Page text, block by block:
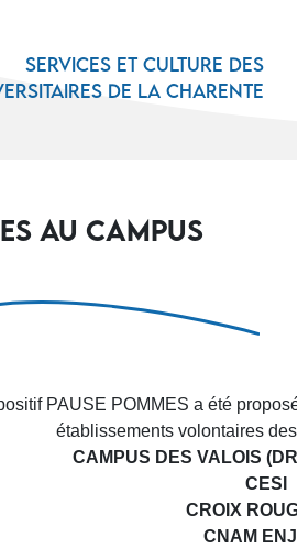
Services et culture des
de la Charente
AU CAMPUS
PAUSE POMMES a été
établissements volontaires
CAMPUS DES VALOIS
CESI
CROIX
CNAM